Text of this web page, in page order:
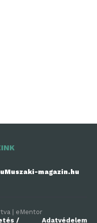
Muszaki-magazin.hu
| eMentor
/ Adatvédelem